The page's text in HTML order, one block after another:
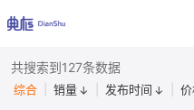
共搜索到127条数据
综合 销量 ↑ 发布时间 ↑